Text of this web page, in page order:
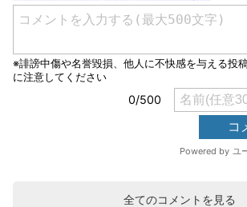
全てのコメントを見る